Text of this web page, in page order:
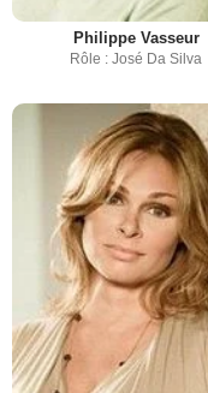
Philippe Vasseur
Rôle : José Da Silva